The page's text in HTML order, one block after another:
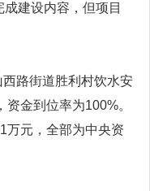
建设内容，但项目
路街道胜利村饮水安
金到位率为100%。
万元，全部为中央资